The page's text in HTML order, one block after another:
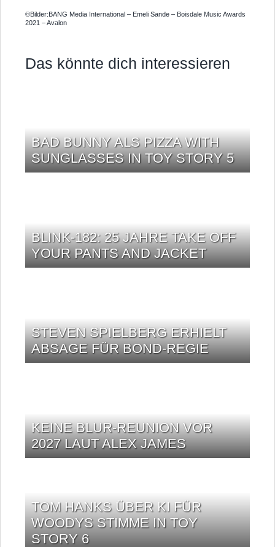
©Bilder:BANG Media International – Emeli Sande – Boisdale Music Awards
2021 – Avalon
Das könnte dich interessieren
BAD BUNNY ALS PIZZA WITH
SUNGLASSES IN TOY STORY 5
BLINK-182: 25 JAHRE TAKE OFF
YOUR PANTS AND JACKET
STEVEN SPIELBERG ERHIELT
ABSAGE FÜR BOND-REGIE
KEINE BLUR-REUNION VOR
2027 LAUT ALEX JAMES
TOM HANKS ÜBER KI FÜR
WOODYS STIMME IN TOY
STORY 6